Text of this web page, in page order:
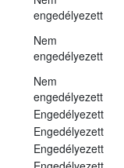
engedélyezett
Nem
engedélyezett
Nem
engedélyezett
Engedélyezett
Engedélyezett
Engedélyezett